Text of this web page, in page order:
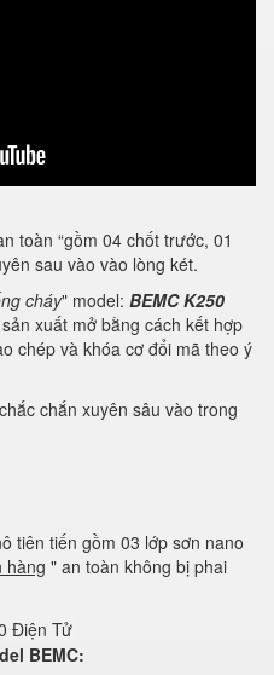
toàn “gồm 04 chốt trước, 01
sau vào vào lòng két.
cháy" model: BEMC K250
xuất mở bằng cách kết hợp
chép và khóa cơ đổi mã theo ý
chắn xuyên sâu vào trong
tiên tiến gồm 03 lớp sơn nano
hàng " an toàn không bị phai
BEMC: